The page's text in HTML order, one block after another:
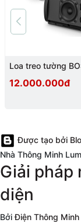
968.000
Tuổi thọ pin
Độ ẩm hoạt động
Kích thước (DxRxC)
Cảm biến
nhanh – An
Loa treo tường
12.000.000đ
Được tạo bởi
Nhà Thông Minh
Giải pháp
diện
BởiĐiện Thông Minh